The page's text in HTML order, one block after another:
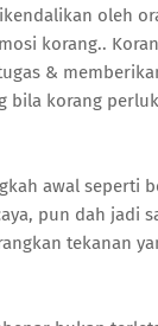
oleh
korang..
&
bila korang
awal seperti
pun dah jadi
tekanan